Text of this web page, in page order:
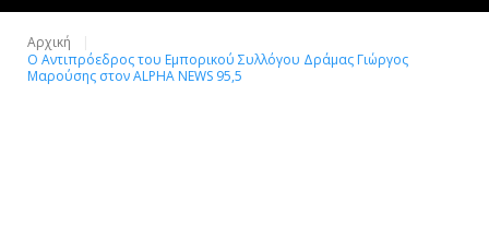
Αρχική
Ο Αντιπρόεδρος του Εμπορικού Συλλόγου Δράμας Γιώργος
Μαρούσης στον ALPHA NEWS 95,5